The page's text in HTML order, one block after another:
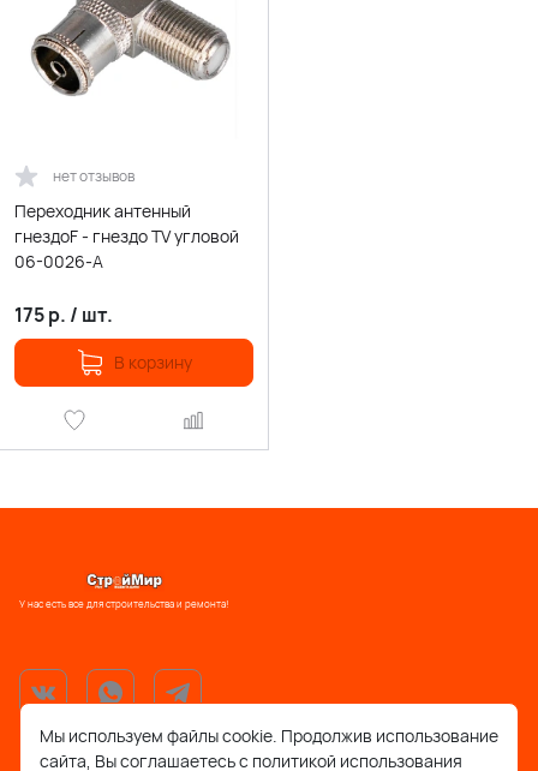
нет отзывов
Переходник антенный
гнездоF - гнездо TV угловой
06-0026-A
175р. / шт.
В корзину
У нас есть все для строительства и ремонта!
Мы используем файлы cookie. Продолжив использование
сайта, Вы соглашаетесь с политикой использования